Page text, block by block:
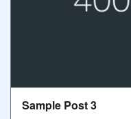
Sample Post 3